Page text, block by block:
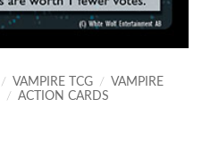
/ VAMPIRE TCG /
VAMPIRE
/ ACTION CARDS